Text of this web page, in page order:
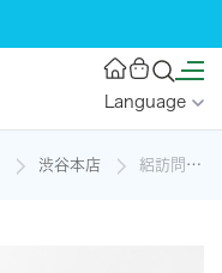
Language
渋谷本店 絽訪問着[花に松]の着物レンタル